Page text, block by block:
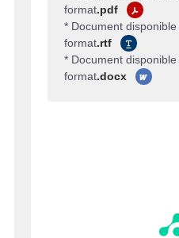
format.pdf
* Document
format.rtf
* Document
format.docx